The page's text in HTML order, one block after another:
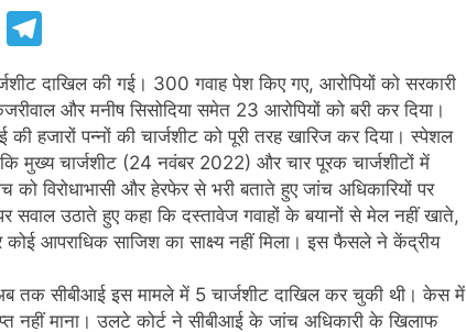
दाखिल की गई। 300 गवाह पेश किए गए, आरोपियों को सरकारी
और मनीष सिसोदिया समेत 23 आरोपियों को बरी कर दिया।
की हजारों पन्नों की चार्जशीट को पूरी तरह खारिज कर दिया। स्पेशल
चार्जशीट (24 नवंबर 2022) और चार पूरक चार्जशीटों में
विरोधाभासी और हेरफेर से भरी बताते हुए जांच अधिकारियों पर
सवाल उठाते हुए कहा कि दस्तावेज गवाहों के बयानों से मेल नहीं खाते,
आपराधिक साजिश का साक्ष्य नहीं मिला। इस फैसले ने केंद्रीय
तक सीबीआई इस मामले में 5 चार्जशीट दाखिल कर चुकी थी। केस में
नहीं माना। उलटे कोर्ट ने सीबीआई के जांच अधिकारी के खिलाफ